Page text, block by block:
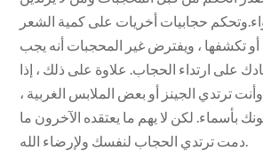
حجابيات أخريات على كمية الشعر
أو تكشفها ، ويفترض غير المحجبات أنه يجب
على ارتداء الحجاب. علاوة على ذلك ، إذا
ترتدي الجينز أو بعض الملابس الغربية ،
بأسماء. لكن لا يهم ما يعتقده الآخرون ما
دمت ترتدي الحجاب لنفسك ولإرضاء الله.